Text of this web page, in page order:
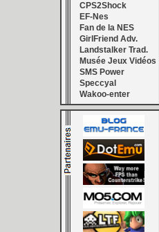
CPS2Shock
EF-Nes
Fan de la NES
GirlFriend Adv.
Landstalker Trad.
Musée Jeux Vidéos
SMS Power
Speccyal
Wakoo-enter